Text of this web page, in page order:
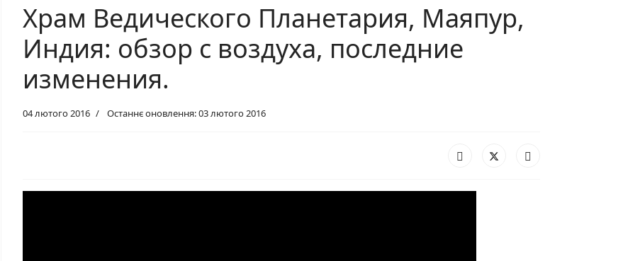
Храм Ведического Планетария, Маяпур,
Индия: обзор с воздуха, последние
изменения.
04 лютого 2016 Останнє оновлення: 03 лютого 2016